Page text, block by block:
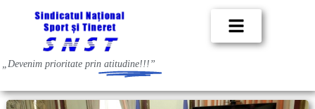
„Devenim prioritate prin atitudine!!!”